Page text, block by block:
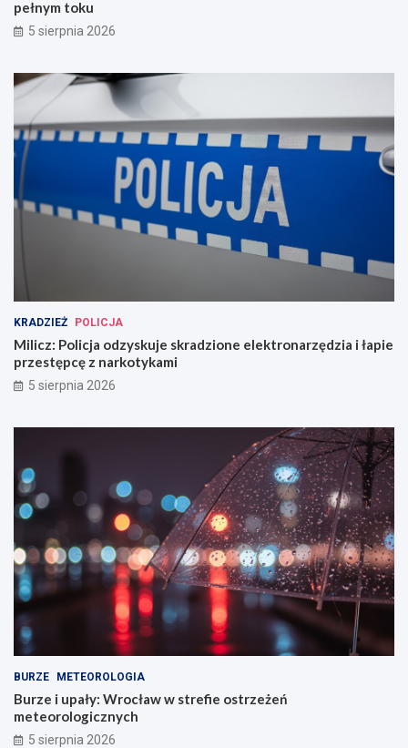
pełnym toku
5 sierpnia 2026
KRADZIEŻ POLICJA
Milicz: Policja odzyskuje skradzione elektronarzędzia i łapie
przestępcę z narkotykami
5 sierpnia 2026
BURZE METEOROLOGIA
Burze i upały: Wrocław w strefie ostrzeżeń
meteorologicznych
5 sierpnia 2026